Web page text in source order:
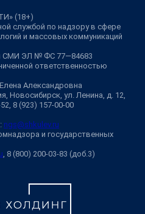
(18+)
службой по надзору в сфере
и массовых коммуникаций
СМИ ЭЛ № ФС 77—84683
ответственностью
Александровна
Новосибирск, ул. Ленина, д. 12,
8 (923) 157-00-00
ngs@shkulev.ru
и государственных
, 8 (800) 200-03-83 (доб.3)